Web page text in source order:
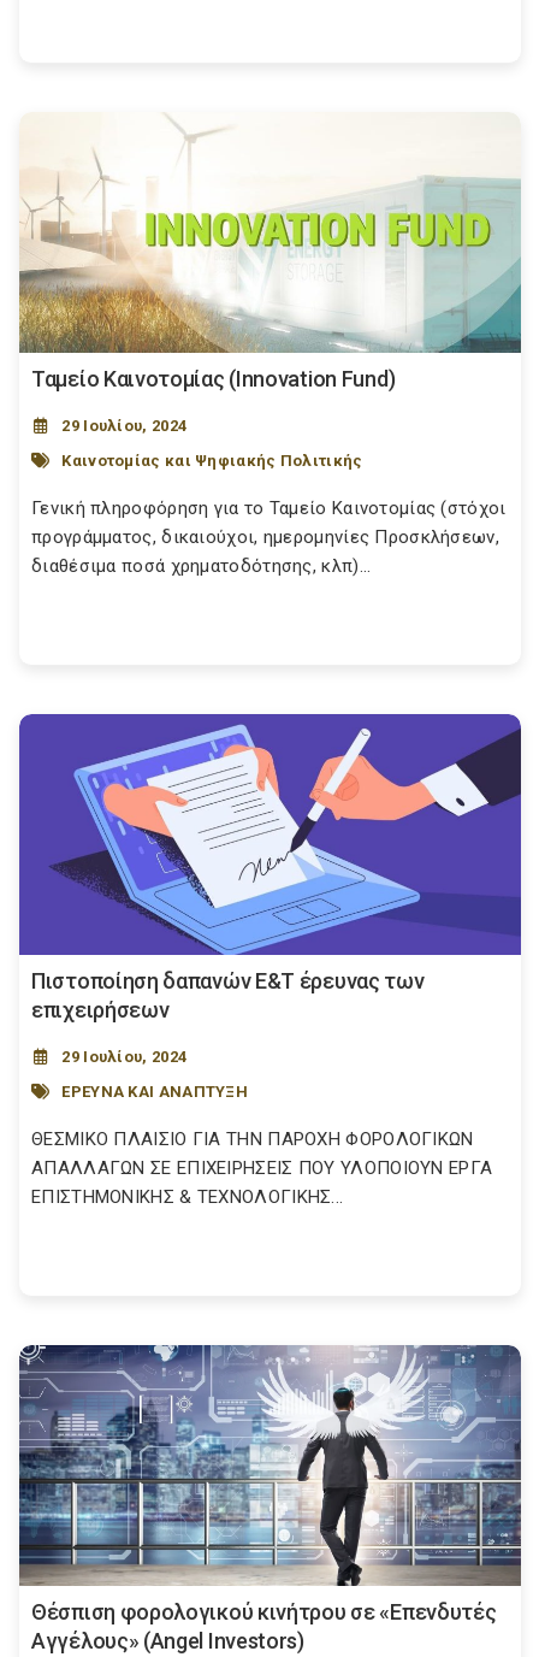
Ταμείο Καινοτομίας (Innovation Fund)
29 Ιουλίου, 2024
Καινοτομίας και Ψηφιακής Πολιτικής
Γενική πληροφόρηση για το Ταμείο Καινοτομίας (στόχοι
προγράμματος, δικαιούχοι, ημερομηνίες Προσκλήσεων,
διαθέσιμα ποσά χρηματοδότησης, κλπ)...
Πιστοποίηση δαπανών Ε&Τ έρευνας των
επιχειρήσεων
29 Ιουλίου, 2024
ΕΡΕΥΝΑ ΚΑΙ ΑΝΑΠΤΥΞΗ
ΘΕΣΜΙΚΟ ΠΛΑΙΣΙΟ ΓΙΑ ΤΗΝ ΠΑΡΟΧΗ ΦΟΡΟΛΟΓΙΚΩΝ
ΑΠΑΛΛΑΓΩΝ ΣΕ ΕΠΙΧΕΙΡΗΣΕΙΣ ΠΟΥ ΥΛΟΠΟΙΟΥΝ ΕΡΓΑ
ΕΠΙΣΤΗΜΟΝΙΚΗΣ & ΤΕΧΝΟΛΟΓΙΚΗΣ...
Θέσπιση φορολογικού κινήτρου σε «Επενδυτές
Αγγέλους» (Angel Investors)